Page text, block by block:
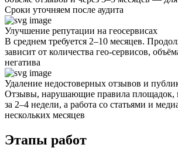
Сроки уточняем после аудита
Улучшение репутации на геосервисах
В среднем требуется 2–10 месяцев.
зависит от количества гео-сервисов,
негатива
Удаление недостоверных отзывов и
Отзывы, нарушающие правила площадок,
за 2–4 недели, а работа со статьями и
нескольких месяцев
Этапы работ